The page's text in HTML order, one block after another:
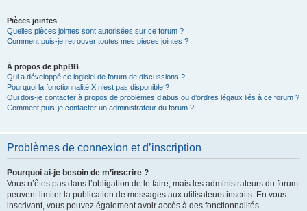
Pièces jointes
Quelles pièces jointes sont autorisées sur ce forum ?
Comment puis-je retrouver toutes mes pièces jointes ?
À propos de phpBB
Qui a développé ce logiciel de forum de discussions ?
Pourquoi la fonctionnalité X n’est pas disponible ?
Qui dois-je contacter à propos de problèmes d’abus ou d’ordres légaux liés à ce forum ?
Comment puis-je contacter un administrateur du forum ?
Problèmes de connexion et d’inscription
Pourquoi ai-je besoin de m’inscrire ?
Vous n’êtes pas dans l’obligation de le faire, mais les administrateurs du forum
peuvent limiter la publication de messages aux utilisateurs inscrits. En vous
inscrivant, vous pouvez également avoir accès à des fonctionnalités